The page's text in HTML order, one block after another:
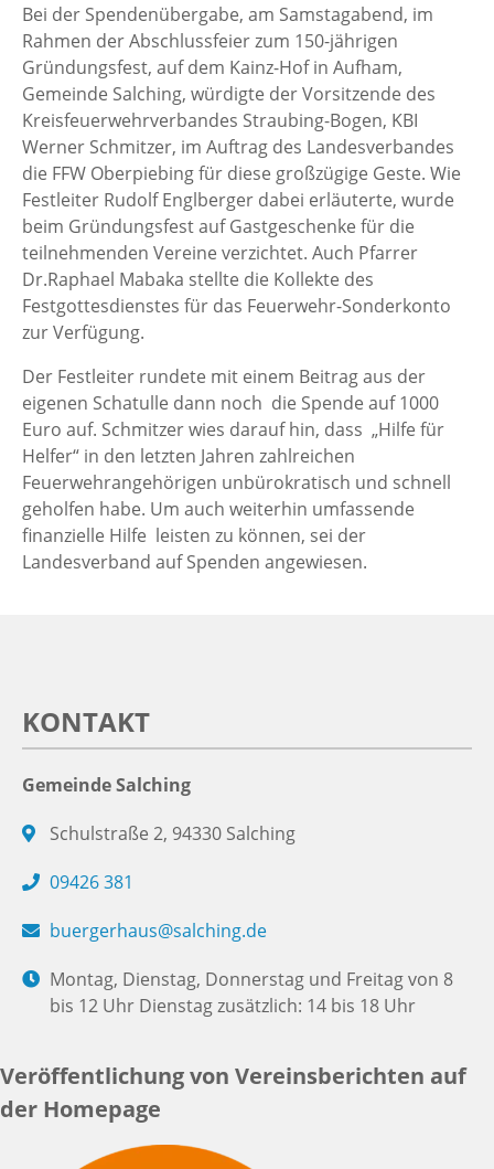
Bei der Spendenübergabe, am Samstagabend, im
Rahmen der Abschlussfeier zum 150-jährigen
Gründungsfest, auf dem Kainz-Hof in Aufham,
Gemeinde Salching, würdigte der Vorsitzende des
Kreisfeuerwehrverbandes Straubing-Bogen, KBI
Werner Schmitzer, im Auftrag des Landesverbandes
die FFW Oberpiebing für diese großzügige Geste. Wie
Festleiter Rudolf Englberger dabei erläuterte, wurde
beim Gründungsfest auf Gastgeschenke für die
teilnehmenden Vereine verzichtet. Auch Pfarrer
Dr.Raphael Mabaka stellte die Kollekte des
Festgottesdienstes für das Feuerwehr-Sonderkonto
zur Verfügung.
Der Festleiter rundete mit einem Beitrag aus der
eigenen Schatulle dann noch die Spende auf 1000
Euro auf. Schmitzer wies darauf hin, dass „Hilfe für
Helfer“ in den letzten Jahren zahlreichen
Feuerwehrangehörigen unbürokratisch und schnell
geholfen habe. Um auch weiterhin umfassende
finanzielle Hilfe leisten zu können, sei der
Landesverband auf Spenden angewiesen.
KONTAKT
Gemeinde Salching
Schulstraße 2, 94330 Salching
09426 381
buergerhaus@salching.de
Montag, Dienstag, Donnerstag und Freitag von 8
bis 12 Uhr Dienstag zusätzlich: 14 bis 18 Uhr
Veröffentlichung von Vereinsberichten auf
der Homepage